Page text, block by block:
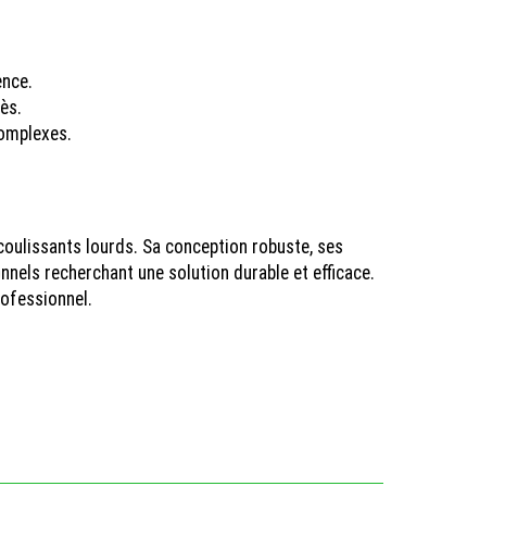
lourds. Sa conception robuste, ses
recherchant une solution durable et efficace.